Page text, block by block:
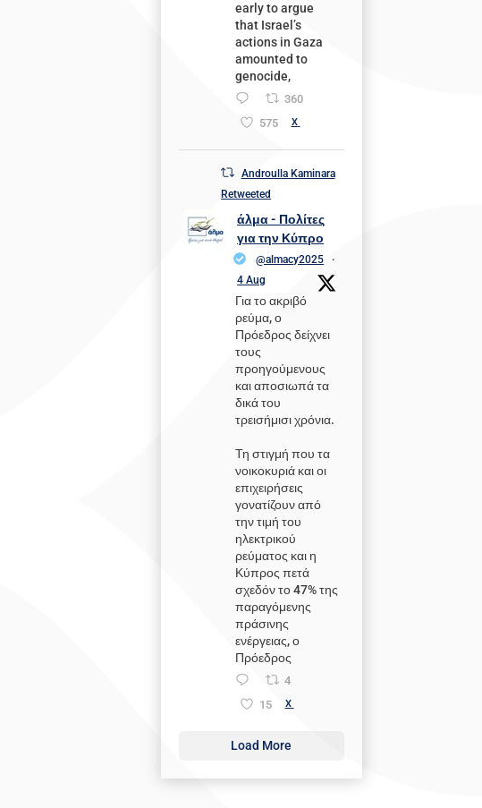
early to argue
that Israel’s
actions in Gaza
amounted to
genocide,
360
575
X
Androulla Kaminara
Retweeted
άλμα - Πολίτες
για την Κύπρο
@almacy2025
·
4 Aug
Για το ακριβό
ρεύμα, ο
Πρόεδρος δείχνει
τους
προηγούμενους
και αποσιωπά τα
δικά του
τρεισήμισι χρόνια.
Τη στιγμή που τα
νοικοκυριά και οι
επιχειρήσεις
γονατίζουν από
την τιμή του
ηλεκτρικού
ρεύματος και η
Κύπρος πετά
σχεδόν το 47% της
παραγόμενης
πράσινης
ενέργειας, ο
Πρόεδρος
4
15
X
Load More